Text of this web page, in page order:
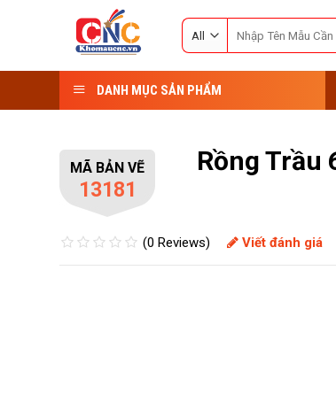
for:
DANH MỤC SẢN PHẨM
MÃ BẢN VẼ
13181
Rồng Trầu
(0 Reviews) Viết đánh giá